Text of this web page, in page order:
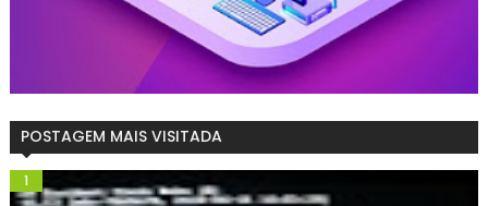
POSTAGEM MAIS VISITADA